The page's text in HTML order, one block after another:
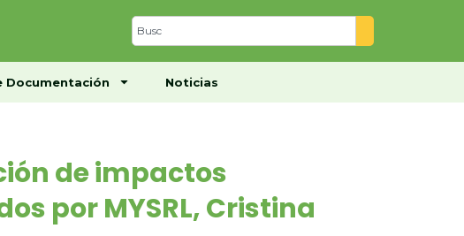
Documentación Noticias
Centro de Documentación Noticias
de impactos
por MYSRL, Cristina